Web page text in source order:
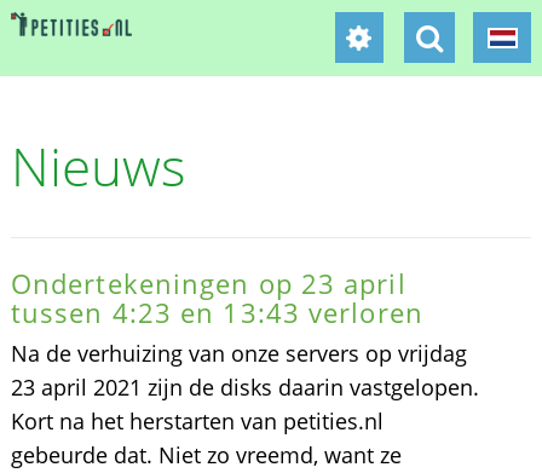
Nieuws
Ondertekeningen op 23 april
tussen 4:23 en 13:43 verloren
Na de verhuizing van onze servers op vrijdag
23 april 2021 zijn de disks daarin vastgelopen.
Kort na het herstarten van petities.nl
gebeurde dat. Niet zo vreemd, want ze